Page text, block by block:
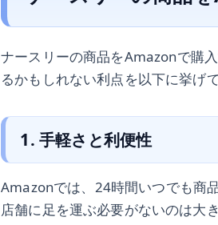
ナースリーの商品をAmazonで購
るかもしれない利点を以下に挙げて
1. 手軽さと利便性
Amazonでは、24時間いつでも商
店舗に足を運ぶ必要がないのは大